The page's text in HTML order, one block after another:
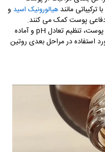
مانند هیالورونیک اسید و
پوست کمک می کنند.
تنظیم تعادل pH و آماده
استفاده در مراحل بعدی روتین